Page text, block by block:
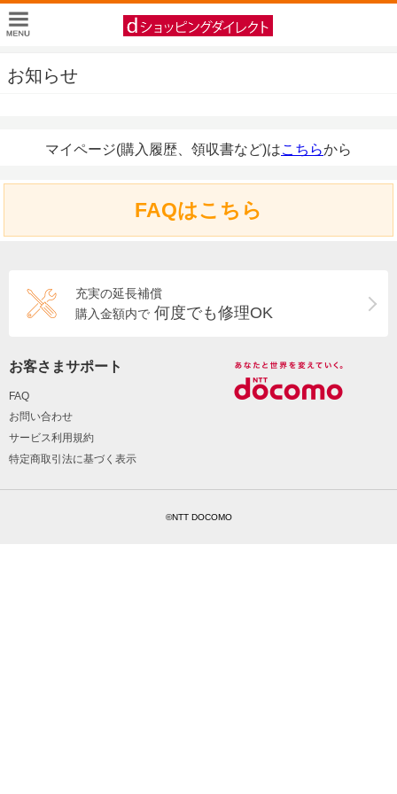
お知らせ
マイページ(購入履歴、領収書など)はこちらから
FAQはこちら
充実の延長補償
購入金額内で 何度でも修理OK
お客さまサポート
FAQ
お問い合わせ
サービス利用規約
特定商取引法に基づく表示
©NTT DOCOMO